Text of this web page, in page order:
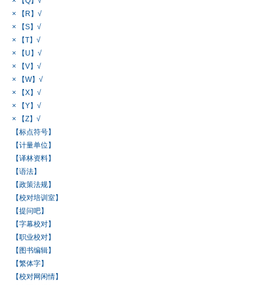
× 【R】√
× 【S】√
× 【T】√
× 【U】√
× 【V】√
× 【W】√
× 【X】√
× 【Y】√
× 【Z】√
【标点符号】
【计量单位】
【译林资料】
【语法】
【政策法规】
【校对培训室】
【提问吧】
【字幕校对】
【职业校对】
【图书编辑】
【繁体字】
【校对网闲情】